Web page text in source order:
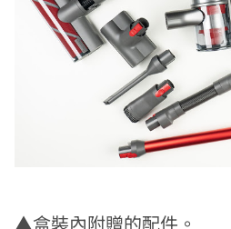
▲盒裝內附贈的配件。